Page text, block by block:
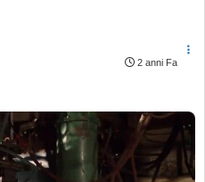
2 anni Fa